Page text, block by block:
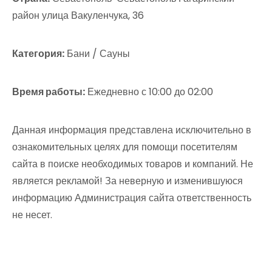
район улица Вакуленчука, 36
Категория: Бани / Сауны
Время работы: Ежедневно с 10:00 до 02:00
Данная информация представлена исключительно в
ознакомительных целях для помощи посетителям
сайта в поиске необходимых товаров и компаний. Не
является рекламой! За неверную и изменившуюся
информацию Администрация сайта ответственность
не несет.